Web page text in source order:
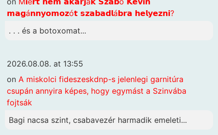
𝗺𝗮𝗴á𝗻𝗻𝘆𝗼𝗺𝗼𝘇ó𝘁 𝘀𝘇𝗮𝗯𝗮𝗱𝗹á𝗯𝗿𝗮 𝗵𝗲𝗹𝘆𝗲𝘇𝗻𝗶?
. . . és a botoxomat...
2026.08.08. at 13:55
on A miskolci fideszeskdnp-s jelenlegi garnitúra
csupán annyira képes, hogy egymást a Szinvába
fojtsák
Bagi nacsa szint, csabavezér harmadik emeleti...